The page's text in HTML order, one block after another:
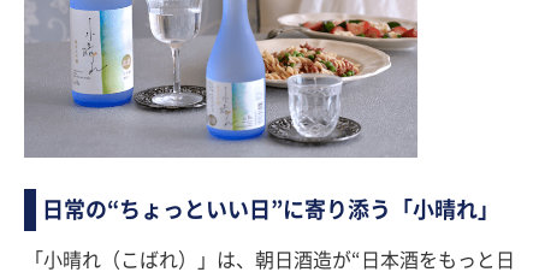
日常の“ちょっといい日”に寄り添う「小晴れ」
「小晴れ（こばれ）」は、朝日酒造が“日本酒をもっと日